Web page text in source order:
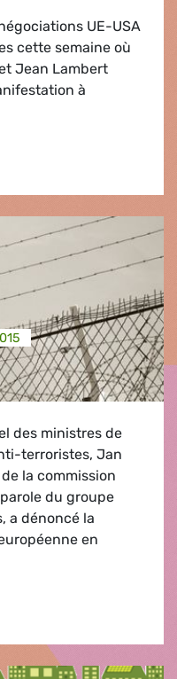
UE-USA
cette semaine où
Jean Lambert
à
les négociations
des ministres de
terroristes, Jan
la commission
du groupe
a dénoncé la
en